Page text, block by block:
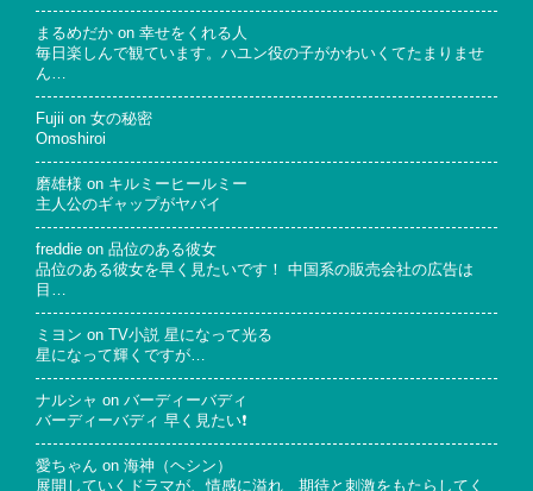
まるめだか on 幸せをくれる人
毎日楽しんで観ています。ハユン役の子がかわいくてたまりませ
ん…
Fujii on 女の秘密
Omoshiroi
磨雄様 on キルミーヒールミー
主人公のギャップがヤバイ
freddie on 品位のある彼女
品位のある彼女を早く見たいです！ 中国系の販売会社の広告は
目…
ミヨン on TV小説 星になって光る
星になって輝くですが…
ナルシャ on バーディーバディ
バーディーバディ 早く見たい❗
愛ちゃん on 海神（ヘシン）
展開していくドラマが、情感に溢れ 期待と刺激をもたらしてく